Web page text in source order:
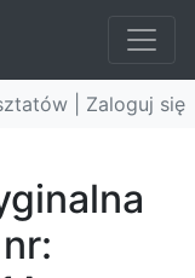
| Zaloguj się